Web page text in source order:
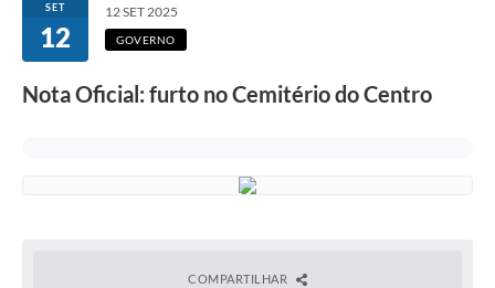
SET
12
12 SET 2025
GOVERNO
Nota Oficial: furto no Cemitério do Centro
COMPARTILHAR